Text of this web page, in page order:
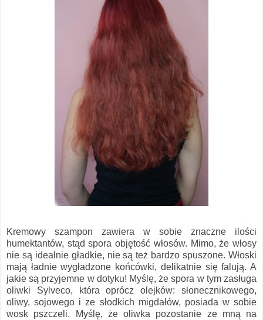
Kremowy szampon zawiera w sobie znaczne ilości
humektantów, stąd spora objętość włosów. Mimo, że włosy
nie są idealnie gładkie, nie są też bardzo spuszone. Włoski
mają ładnie wygładzone końcówki, delikatnie się falują. A
jakie są przyjemne w dotyku! Myślę, że spora w tym zasługa
oliwki Sylveco, która oprócz olejków: słonecznikowego,
oliwy, sojowego i ze słodkich migdałów, posiada w sobie
wosk pszczeli. Myślę, że oliwka pozostanie ze mną na